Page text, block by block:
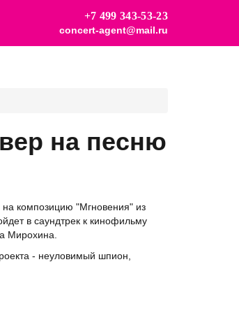
+7 499 343-53-23
concert-agent@mail.ru
на песню
композицию "Мгновения" из
в саундтрек к кинофильму
Мирохина.
- неуловимый шпион,